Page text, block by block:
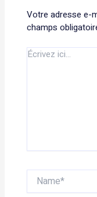
Votre adresse e-
champs
Écrivez
Name*